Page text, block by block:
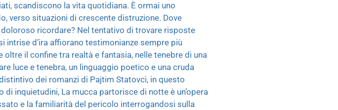
scandiscono la vita quotidiana. È ormai uno
verso situazioni di crescente distruzione. Dove
ricordare? Nel tentativo di trovare risposte
intrise d’ira affiorano testimonianze sempre più
il confine tra realtà e fantasia, nelle tenebre di una
luce e tenebra, un linguaggio poetico e una cruda
dei romanzi di Pajtim Statovci, in questo
inquietudini, La mucca partorisce di notte è un’opera
e la familiarità del pericolo interrogandosi sulla